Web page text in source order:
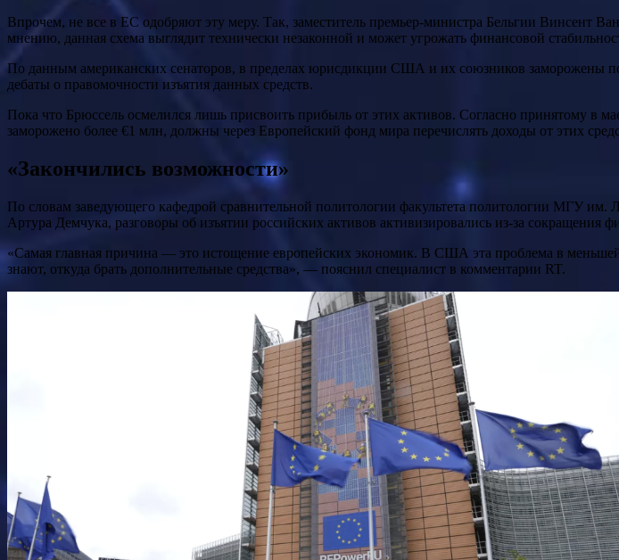
Впрочем, не все в ЕС одобряют эту меру. Так, заместитель премьер-министра Бельгии Винсент
мнению, данная схема выглядит технически незаконной и может угрожать финансовой
По данным американских сенаторов, в пределах юрисдикции США и их союзников заморожены
дебаты о правомочности изъятия данных средств.
Пока что Брюссель осмелился лишь присвоить прибыль от этих активов. Согласно принятому в
заморожено более €1 млн, должны через Европейский фонд мира перечислять доходы от этих
«Закончились возможности»
По словам заведующего кафедрой сравнительной политологии факультета политологии МГУ
Артура Демчука, разговоры об изъятии российских активов активизировались из-за сокращения
«Самая главная причина — это истощение европейских экономик. В США эта проблема в
знают, откуда брать дополнительные средства», — пояснил специалист в комментарии RT.